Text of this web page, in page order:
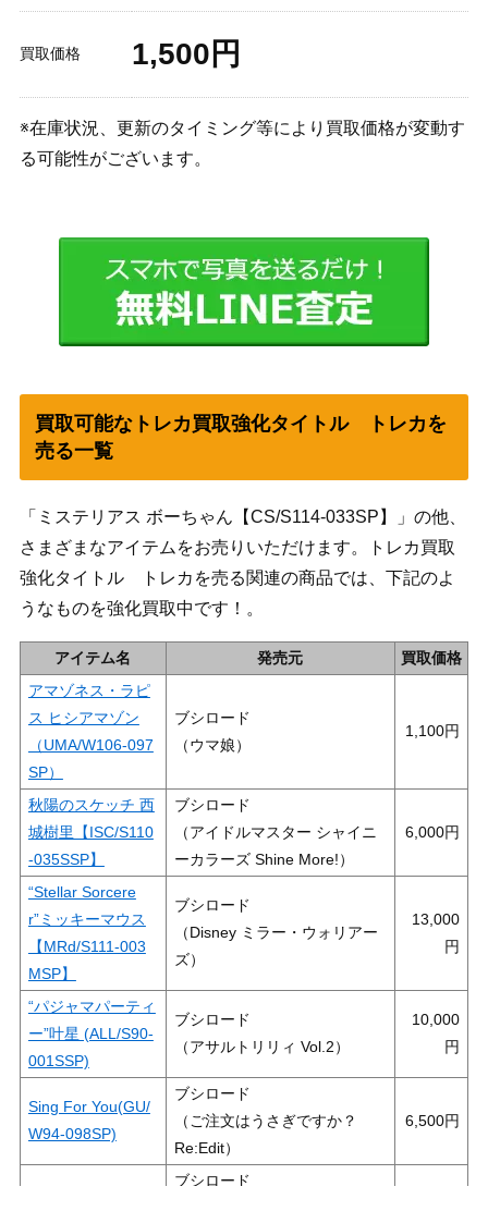
買取価格 1,500円
※在庫状況、更新のタイミング等により買取価格が変動す
る可能性がございます。
買取可能なトレカ買取強化タイトル トレカを
売る一覧
「ミステリアス ボーちゃん【CS/S114-033SP】」の他、
さまざまなアイテムをお売りいただけます。トレカ買取
強化タイトル トレカを売る関連の商品では、下記のよ
うなものを強化買取中です！。
アイテム名 発売元
買取価格
アマゾネス・ラピ
ス ヒシアマゾン
（UMA/W106-097
SP）
ブシロード
（ウマ娘）
1,100
秋陽のスケッチ 西
城樹里【ISC/S110
-035SSP】
ブシロード
（アイドルマスター シャイニ
ーカラーズ Shine More!）
6,000
“Stellar Sorcere
r”ミッキーマウス
【MRd/S111-003
MSP】
ブシロード
（Disney ミラー・ウォリアー
ズ）
13,000
“パジャマパーティ
ー”叶星 (ALL/S90-
001SSP)
ブシロード
（アサルトリリィ Vol.2）
10,000
Sing For You(GU/
W94-098SP)
ブシロード
（ご注文はうさぎですか？
Re:Edit）
6,500
ブシロード